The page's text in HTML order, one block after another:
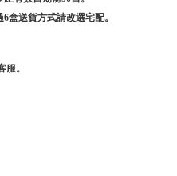
盒送貨方式請改選宅配。
服。